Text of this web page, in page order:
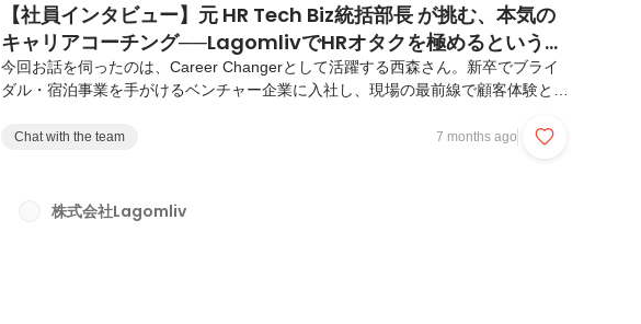
【社員インタビュー】元 HR Tech Biz統括部長 が挑む、本気の
キャリアコーチング──LagomlivでHRオタクを極めるという選
択
今回お話を伺ったのは、Career Changerとして活躍する西森さん。新卒でブライ
ダル・宿泊事業を手がけるベンチャー企業に入社し、現場の最前線で顧客体験と組
ャリアで培った経験は、次第に「人と組織はどうすれば成長できるのか」という問
西森さんが歩んできたキャリアの軌跡と、Lagomlivで大切にしている価値観、そし
Chat with the team 7 months ago
株式会社Lagomliv